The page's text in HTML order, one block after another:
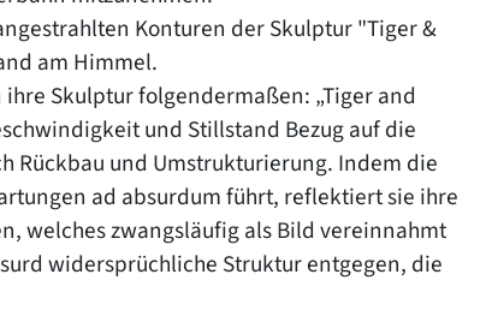
Konturen der Skulptur "Tiger &
am Himmel.
Skulptur folgendermaßen: „Tiger and
und Stillstand Bezug auf die
Rückbau und Umstrukturierung. Indem die
ad absurdum führt, reflektiert sie ihre
welches zwangsläufig als Bild vereinnahmt
widersprüchliche Struktur entgegen, die